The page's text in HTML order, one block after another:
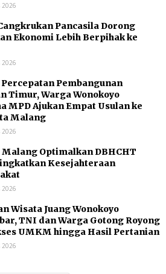
2026
Pancasila Dorong
Ekonomi Lebih Berpihak ke
2026
Pembangunan
Timur, Warga Wonokoyo
MPD Ajukan Empat Usulan ke
Malang
2026
Malang Optimalkan DBHCHT
Kesejahteraan
2026
Wisata Juang Wonokoyo
TNI dan Warga Gotong Royong
UMKM hingga Hasil Pertanian
2026